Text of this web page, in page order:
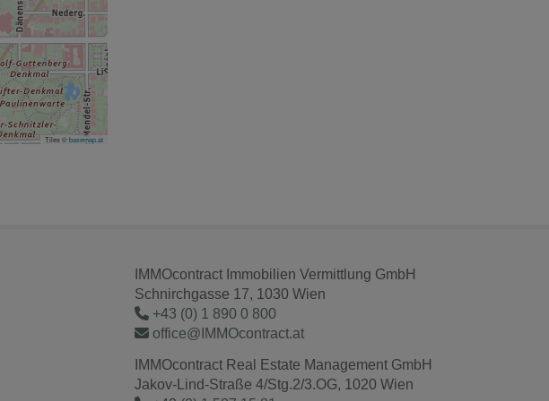
Tiles ©basemap.at
IMMOcontract Immobilien Vermittlung GmbH
Schnirchgasse 17, 1030 Wien
+43 (0) 1 890 0 800
office@IMMOcontract.at
IMMOcontract Real Estate Management GmbH
Jakov-Lind-Straße 4/Stg.2/3.OG, 1020 Wien